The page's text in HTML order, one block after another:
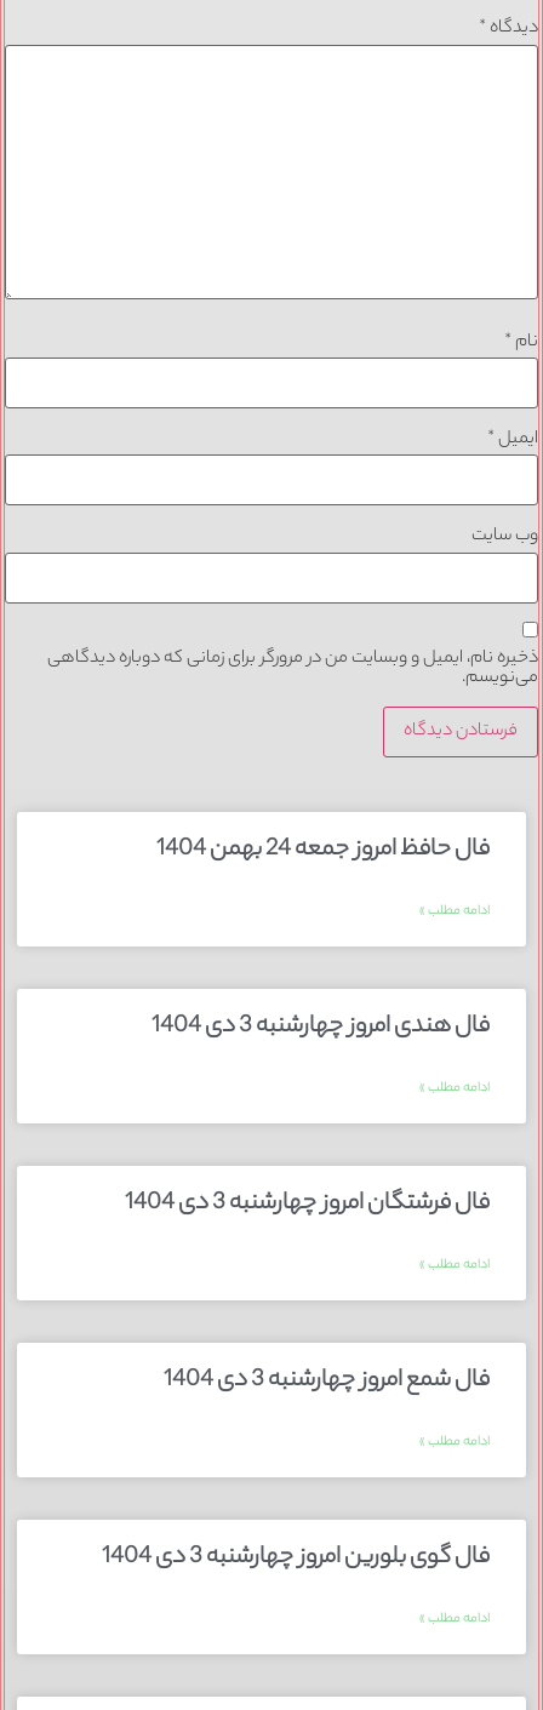
دیدگاه *
نام *
ایمیل*
وب‌ سایت
ذخیره نام، ایمیل و وبسایت من در مرورگر برای زمانی که دوباره دیدگاهی
می‌نویسم.
فال حافظ امروز جمعه 24 بهمن 1404
ادامه مطلب »
فال هندی امروز چهارشنبه 3 دی 1404
ادامه مطلب »
فال فرشتگان امروز چهارشنبه 3 دی 1404
ادامه مطلب »
فال شمع امروز چهارشنبه 3 دی 1404
ادامه مطلب »
فال گوی بلورین امروز چهارشنبه 3 دی 1404
ادامه مطلب »